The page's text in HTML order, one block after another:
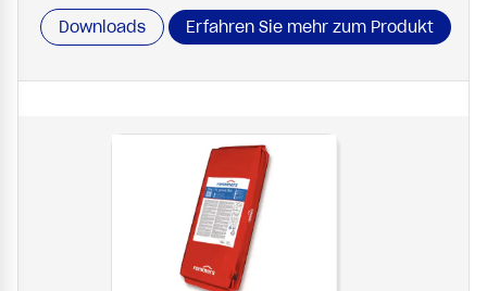
Downloads Erfahren Sie mehr zum Produkt